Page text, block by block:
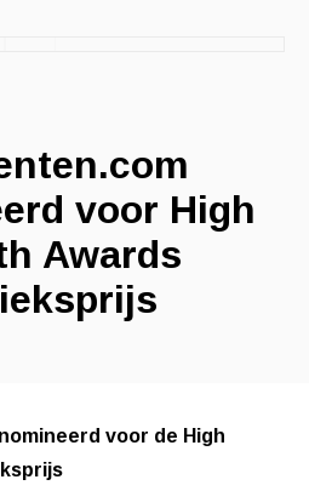
voor High
Awards
voor de High